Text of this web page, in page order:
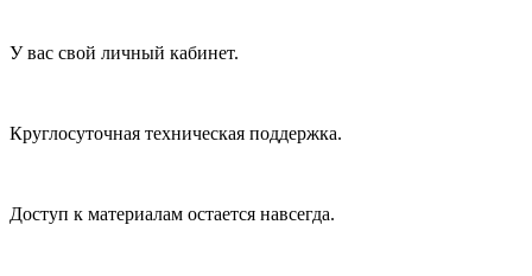
У вас свой личный кабинет.
Круглосуточная техническая поддержка.
Доступ к материалам остается навсегда.